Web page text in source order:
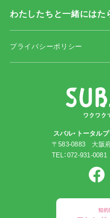
わたしたちと一緒にはた
プライバシーポリシー
スバル・トータル
〒583-0883 大阪
TEL：072-931-